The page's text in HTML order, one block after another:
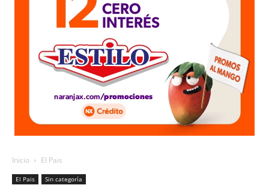
Inicio El Pais
El Pais Sin categoría